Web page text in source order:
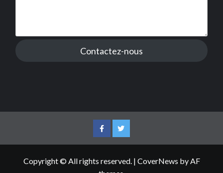
Contactez-nous
FacebookTwitter
Copyright © All rights reserved. | CoverNews by AF